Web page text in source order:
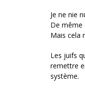
Je ne nie
De même
Mais cela
Les juifs
remettre
système.